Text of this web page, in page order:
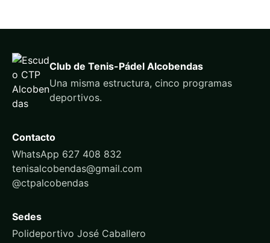
Club de Tenis-Pádel Alcobendas
Una misma estructura, cinco programas
deportivos.
Contacto
WhatsApp 627 408 832
tenisalcobendas@gmail.com
@ctpalcobendas
Sedes
Polideportivo José Caballero